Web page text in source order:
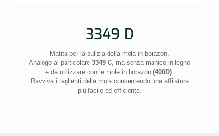
3349 D
Matita per la pulizia della mola in borazon.
Analogo al particolare 3349 C , ma senza manico in legno
e da utilizzare con le mole in borazon (400D)
Ravviva i taglienti della mola consentendo una affilatura
più facile ed efficiente.